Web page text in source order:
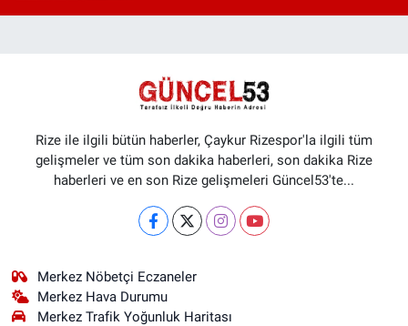
Rize ile ilgili bütün haberler, Çaykur Rizespor'la ilgili tüm
gelişmeler ve tüm son dakika haberleri, son dakika Rize
haberleri ve en son Rize gelişmeleri Güncel53'te...
Merkez Nöbetçi Eczaneler
Merkez Hava Durumu
Merkez Trafik Yoğunluk Haritası